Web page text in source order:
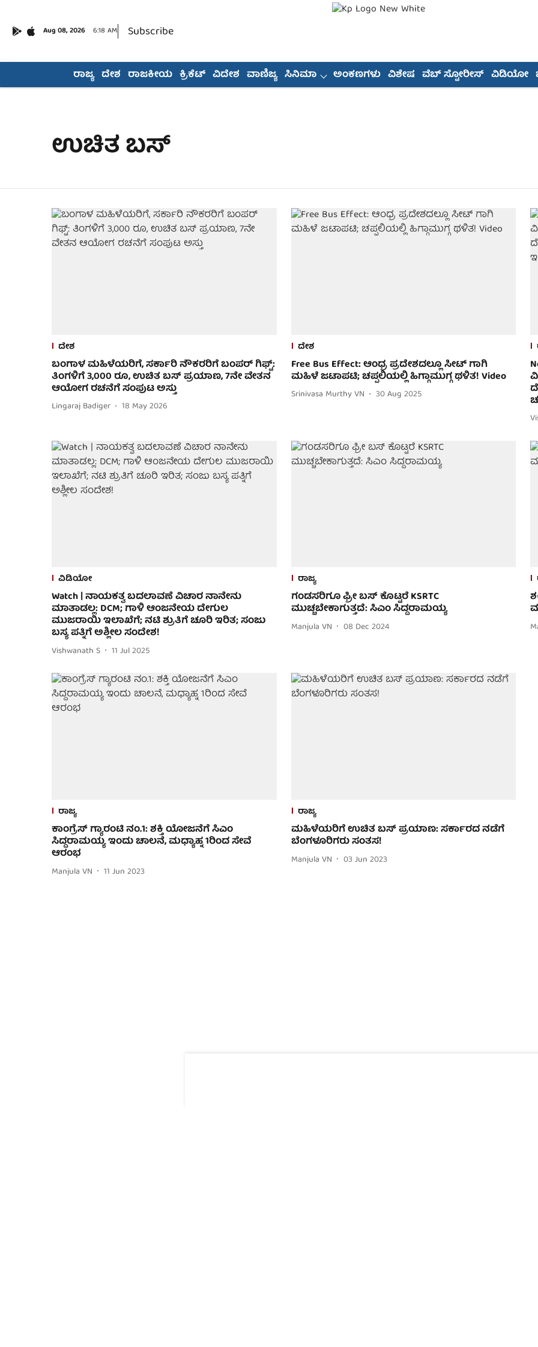
Aug 08, 2026 6:18 AM Subscribe
ರಾಜ್ಯ ದೇಶ ರಾಜಕೀಯ ಕ್ರಿಕೆಟ್ ವಿದೇಶ ವಾಣಿಜ್ಯ ಸಿನಿಮಾ ಅಂಕಣಗಳು ವಿಶೇಷ ವೆಬ್ ಸ್ಟೋರೀಸ್ ವಿಡಿಯೋ
ಉಚಿತ ಬಸ್
ದೇಶ
ಬಂಗಾಳ ಮಹಿಳೆಯರಿಗೆ, ಸರ್ಕಾರಿ ನೌಕರರಿಗೆ ಬಂಪರ್ ಗಿಫ್ಟ್:
ತಿಂಗಳಿಗೆ 3,000 ರೂ, ಉಚಿತ ಬಸ್ ಪ್ರಯಾಣ, 7ನೇ ವೇತನ
ಆಯೋಗ ರಚನೆಗೆ ಸಂಪುಟ ಅಸ್ತು
Lingaraj Badiger 18 May 2026
ದೇಶ
Free Bus Effect: ಆಂಧ್ರ ಪ್ರದೇಶದಲ್ಲೂ ಸೀಟ್ ಗಾಗಿ
ಮಹಿಳೆ ಜಟಾಪಟಿ; ಚಪ್ಪಲಿಯಲ್ಲಿ ಹಿಗ್ಗಾಮುಗ್ಗ ಥಳಿತ! Video
Srinivasa Murthy VN 30 Aug 2025
ವಿಡಿಯೋ
Watch | ನಾಯಕತ್ವ ಬದಲಾವಣೆ ವಿಚಾರ ನಾನೇನು
ಮಾತಾಡಲ್ಲ: DCM; ಗಾಳಿ ಆಂಜನೇಯ ದೇಗುಲ
ಮುಜರಾಯಿ ಇಲಾಖೆಗೆ; ನಟಿ ಶ್ರುತಿಗೆ ಚೂರಿ ಇರಿತ; ಸಂಜು
ಬಸ್ಯ ಪತ್ನಿಗೆ ಅಶ್ಲೀಲ ಸಂದೇಶ!
Vishwanath S 11 Jul 2025
ರಾಜ್ಯ
ಗಂಡಸರಿಗೂ ಫ್ರೀ ಬಸ್ ಕೊಟ್ಟರೆ KSRTC
ಮುಚ್ಚಬೇಕಾಗುತ್ತದೆ: ಸಿಎಂ ಸಿದ್ದರಾಮಯ್ಯ
Manjula VN 08 Dec 2024
ರಾಜ್ಯ
ಕಾಂಗ್ರೆಸ್ ಗ್ಯಾರಂಟಿ ನಂ.1: ಶಕ್ತಿ ಯೋಜನೆಗೆ ಸಿಎಂ
ಸಿದ್ದರಾಮಯ್ಯ ಇಂದು ಚಾಲನೆ, ಮಧ್ಯಾಹ್ನ 1ರಿಂದ ಸೇವೆ
ಆರಂಭ
Manjula VN 11 Jun 2023
ರಾಜ್ಯ
ಮಹಿಳೆಯರಿಗೆ ಉಚಿತ ಬಸ್‌ ಪ್ರಯಾಣ: ಸರ್ಕಾರದ ನಡೆಗೆ
ಬೆಂಗಳೂರಿಗರು ಸಂತಸ!
Manjula VN 03 Jun 2023